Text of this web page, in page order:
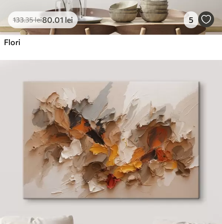
133.35lei80.01 lei 5
Flori